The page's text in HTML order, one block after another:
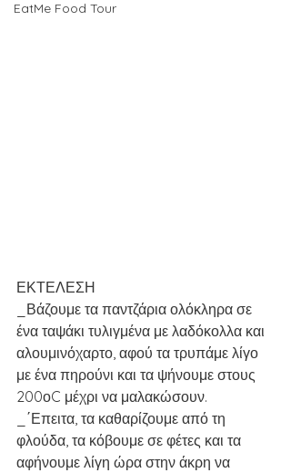
EatMe Food Tour
ΕΚΤΕΛΕΣΗ
_Βάζουμε τα παντζάρια ολόκληρα σε
ένα ταψάκι τυλιγμένα με λαδόκολλα και
αλουμινόχαρτο, αφού τα τρυπάμε λίγο
με ένα πηρούνι και τα ψήνουμε στους
200οC μέχρι να μαλακώσουν.
_΄Επειτα, τα καθαρίζουμε από τη
φλούδα, τα κόβουμε σε φέτες και τα
αφήνουμε λίγη ώρα στην άκρη να